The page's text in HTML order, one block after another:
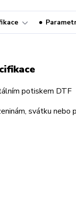
potiskem DTF
svátku nebo